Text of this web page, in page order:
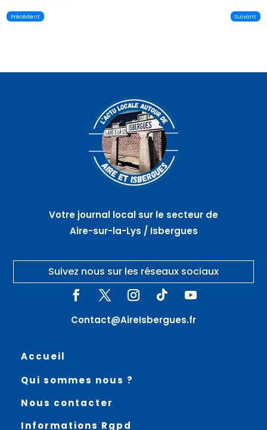
Précédent Suivant
Votre journal local sur le secteur de
Aire-sur-la-Lys / Isbergues
Suivez nous sur les réseaux sociaux
Contact@AireIsbergues.fr
Accueil
Qui sommes nous ?
Nous contacter
Informations Rgpd